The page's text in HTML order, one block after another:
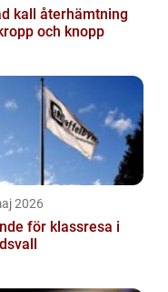
och knopp
2026
för klassresa i